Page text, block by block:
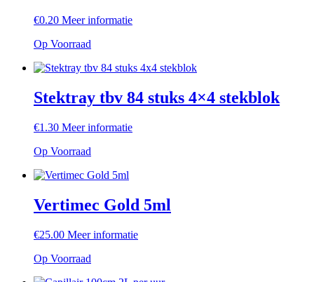
€0.20 Meer informatie
Op Voorraad
Stektray tbv 84 stuks 4×4 stekblok
€1.30 Meer informatie
Op Voorraad
Vertimec Gold 5ml
€25.00 Meer informatie
Op Voorraad